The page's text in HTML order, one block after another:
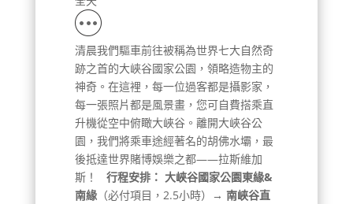
清晨我們驅車前往被稱為世界七大自然奇
跡之首的大峽谷國家公園，領略造物主的
神奇。在這裡，每一位過客都是攝影家，
每一張照片都是風景畫，您可自費搭乘直
升機從空中俯瞰大峽谷。離開大峽谷公
園，我們將乘車途經著名的胡佛水壩，最
後抵達世界賭博娛樂之都——拉斯維加
斯！ 行程安排： 大峽谷國家公園東緣&
南緣（必付項目，2.5小時）
→ 南峽谷直